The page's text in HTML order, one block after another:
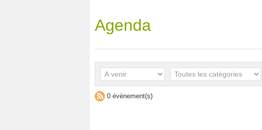
Agenda
0 évènement(s)